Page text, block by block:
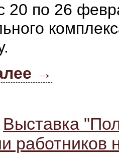
20 по 26
→
Выставка
работников